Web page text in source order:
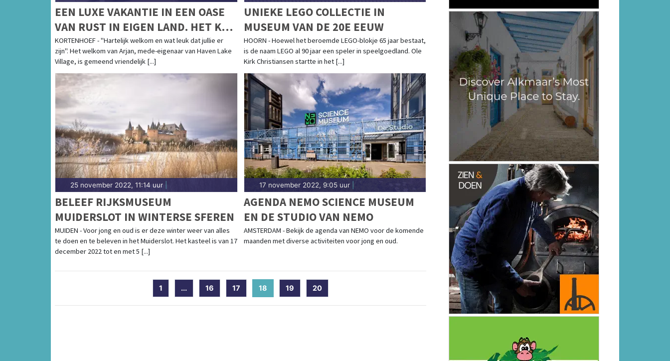
EEN LUXE VAKANTIE IN EEN OASE
VAN RUST IN EIGEN LAND. HET KAN
BIJ HAVEN LAKE VILLAGE!
KORTENHOEF - "Hartelijk welkom en wat leuk dat jullie er
zijn". Het welkom van Arjan, mede-eigenaar van Haven Lake
Village, is gemeend vriendelijk [...]
UNIEKE LEGO COLLECTIE IN
MUSEUM VAN DE 20E EEUW
HOORN - Hoewel het beroemde LEGO-blokje 65 jaar bestaat,
is de naam LEGO al 90 jaar een speler in speelgoedland. Ole
Kirk Christiansen startte in het [...]
25 november 2022, 11:14 uur
BELEEF RIJKSMUSEUM
MUIDERSLOT IN WINTERSE SFEREN
MUIDEN - Voor jong en oud is er deze winter weer van alles
te doen en te beleven in het Muiderslot. Het kasteel is van 17
december 2022 tot en met 5 [...]
17 november 2022, 9:05 uur|
AGENDA NEMO SCIENCE MUSEUM
EN DE STUDIO VAN NEMO
AMSTERDAM - Bekijk de agenda van NEMO voor de komende
maanden met diverse activiteiten voor jong en oud.
1 ... 16 17 18 (current)
19 20